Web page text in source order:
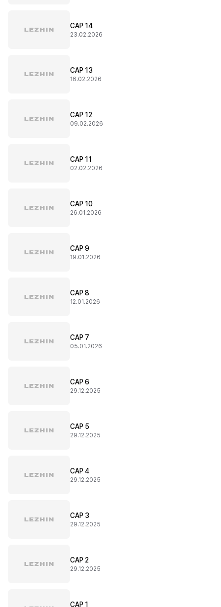
CAP 14
23.02.2026
CAP 13
16.02.2026
CAP 12
09.02.2026
CAP 11
02.02.2026
CAP 10
26.01.2026
CAP 9
19.01.2026
CAP 8
12.01.2026
CAP 7
05.01.2026
CAP 6
29.12.2025
CAP 5
29.12.2025
CAP 4
29.12.2025
CAP 3
29.12.2025
CAP 2
29.12.2025
CAP 1